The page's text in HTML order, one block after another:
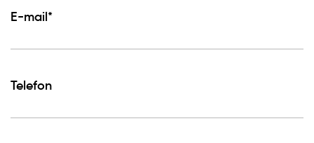
E-mail*
Telefon